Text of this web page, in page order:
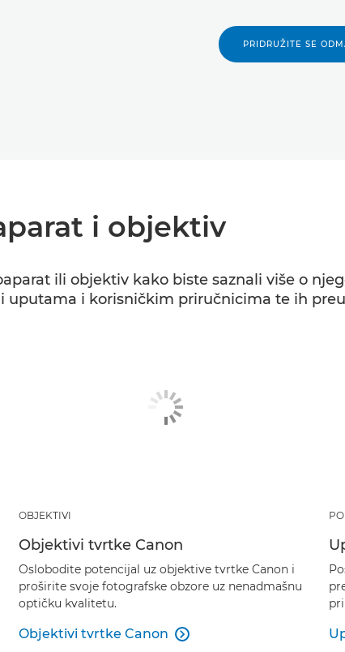
PRIDRUŽITE SE
i objektiv
ili objektiv kako biste saznali više o
uputama i korisničkim priručnicima te ih
OBJEKTIVI
Objektivi tvrtke Canon
Oslobodite potencijal uz objektive tvrtke Canon i
proširite svoje fotografske obzore uz nenadmašnu
optičku kvalitetu.
Objektivi tvrtke Canon 